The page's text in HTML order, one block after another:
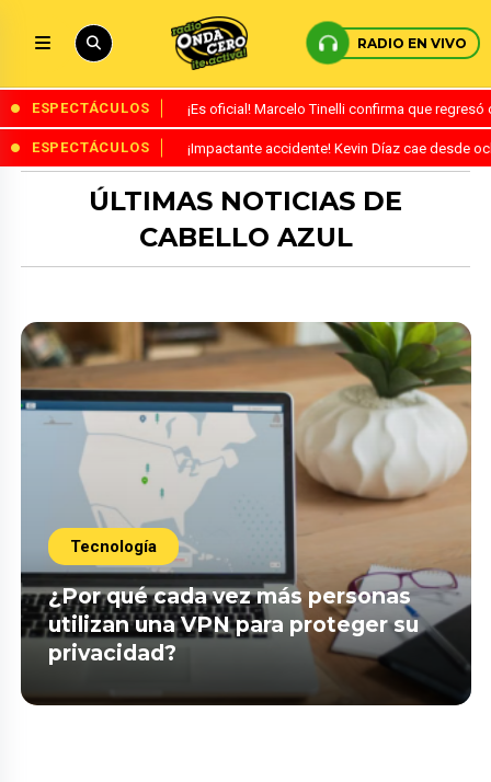
RADIO EN VIVO
ESPECTÁCULOS ¡Es oficial! Marcelo Tinelli confirma que
ESPECTÁCULOS ¡Impactante accidente! Kevin Díaz cae desde
ÚLTIMAS NOTICIAS DE
CABELLO AZUL
Tecnología
¿Por qué cada vez más personas
utilizan una VPN para proteger su
privacidad?